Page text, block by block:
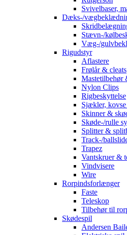
Svivelbaser,
Dæks-/
Stævn-/
Væg-/
Rigudstyr
Aflastere
Frølår & cleats
Mastetilbehør
Nylon Clips
Rigbeskyttelse
Sjækler,
Skinner &
Skøde-/rulle
Splitter &
Track-/
Trapez
Vantskruer &
Vindvisere
Wire
Rorpindsforlænger
Faste
Teleskop
Tilbehør til
Skødespil
Andersen